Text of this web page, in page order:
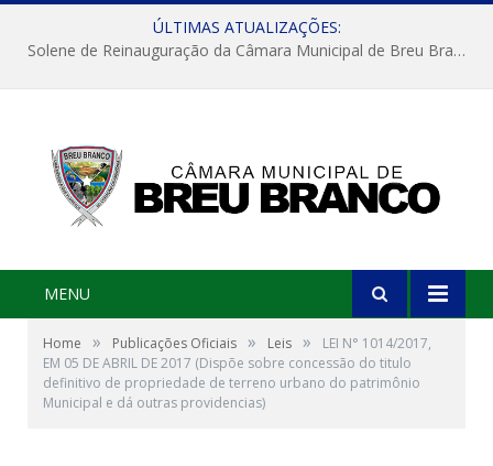
ÚLTIMAS ATUALIZAÇÕES:
Solene de Reinauguração da Câmara Municipal de Breu Branco
MENU
Home » Publicações Oficiais » Leis »
LEI N° 1014/2017,
EM 05 DE ABRIL DE 2017 (Dispõe sobre concessão do titulo
definitivo de propriedade de terreno urbano do patrimônio
Municipal e dá outras providencias)